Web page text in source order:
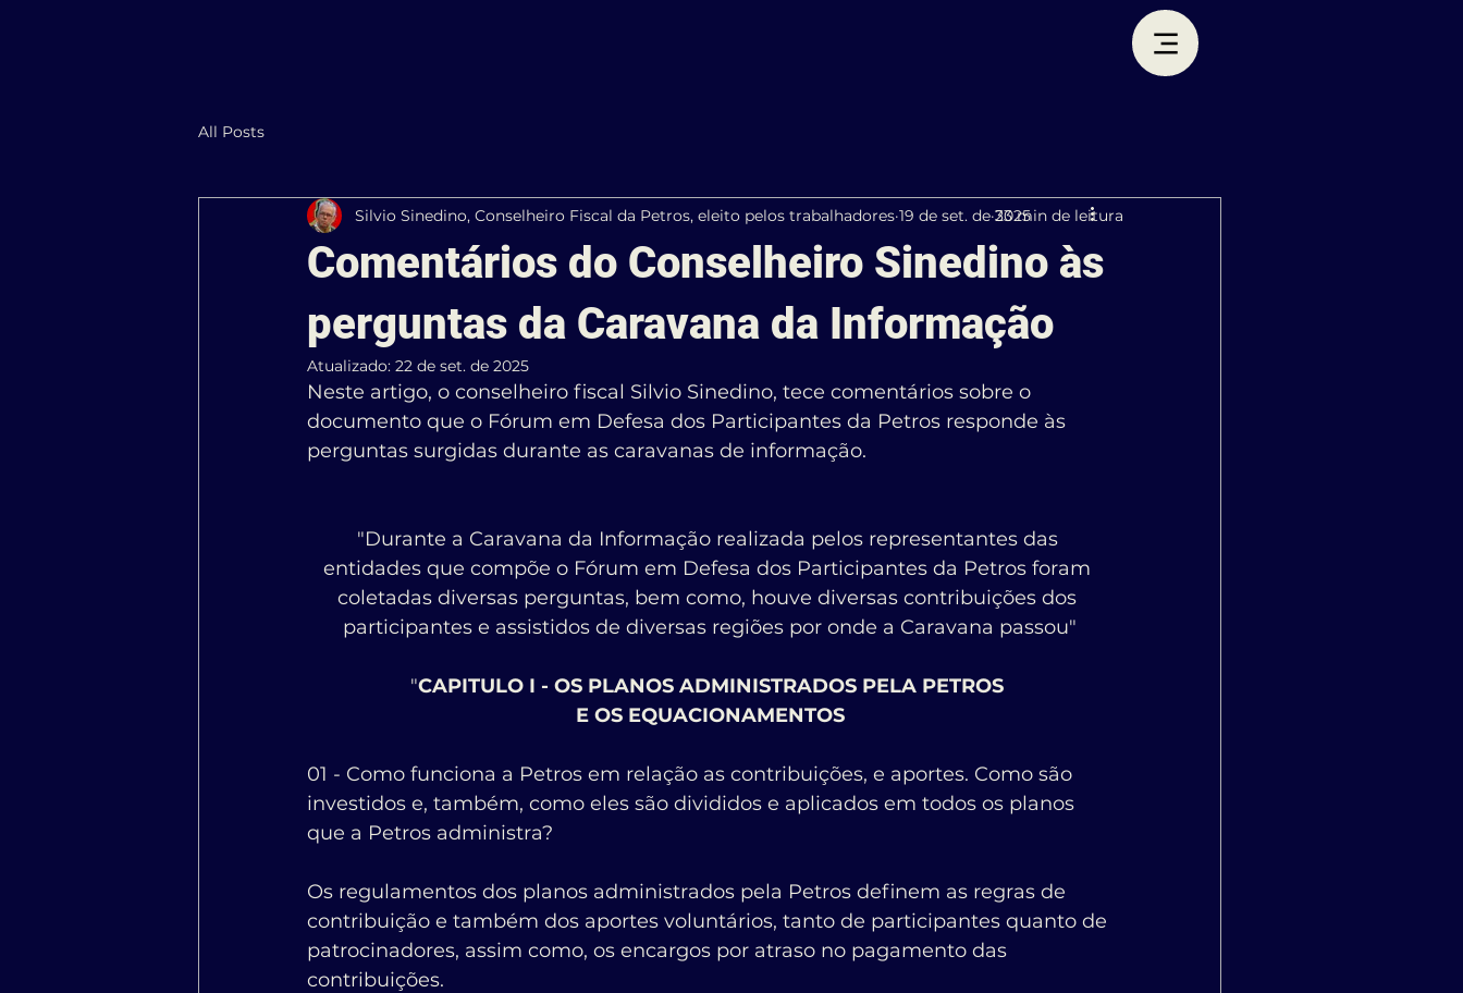
All Posts
Comentários do Conselheiro Sinedino às
perguntas da Caravana da Informação
Silvio Sinedino, Conselheiro Fiscal da Petros, eleito pelos trabalhadores 19 de set. de 202533 min de leitura
Atualizado: 22 de set. de 2025
Neste artigo, o conselheiro fiscal Silvio Sinedino, tece comentários sobre o
documento que o Fórum em Defesa dos Participantes da Petros responde às
perguntas surgidas durante as caravanas de informação.
"Durante a Caravana da Informação realizada pelos representantes das
entidades que compõe o Fórum em Defesa dos Participantes da Petros foram
coletadas diversas perguntas, bem como, houve diversas contribuições dos
participantes e assistidos de diversas regiões por onde a Caravana passou"
"CAPITULO I - OS PLANOS ADMINISTRADOS PELA PETROS
E OS EQUACIONAMENTOS
01 - Como funciona a Petros em relação as contribuições, e aportes. Como são
investidos e, também, como eles são divididos e aplicados em todos os planos
que a Petros administra?
Os regulamentos dos planos administrados pela Petros definem as regras de
contribuição e também dos aportes voluntários, tanto de participantes quanto de
patrocinadores, assim como, os encargos por atraso no pagamento das
contribuições.